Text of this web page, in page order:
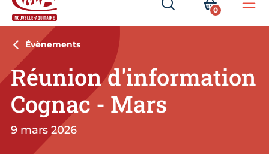
CMA Nouvelle-Aquitaine
RECHERCHER
MON
0
Évènements
Réunion d'information
Cognac - Mars
9 mars 2026